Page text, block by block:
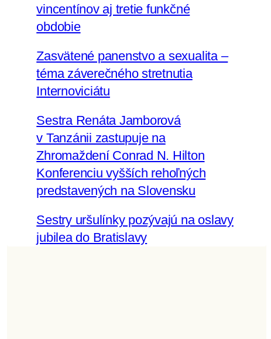
vincentínov aj tretie funkčné
obdobie
Zasvätené panenstvo a sexualita –
téma záverečného stretnutia
Internoviciátu
Sestra Renáta Jamborová
v Tanzánii zastupuje na
Zhromaždení Conrad N. Hilton
Konferenciu vyšších rehoľných
predstavených na Slovensku
Sestry uršulínky pozývajú na oslavy
jubilea do Bratislavy